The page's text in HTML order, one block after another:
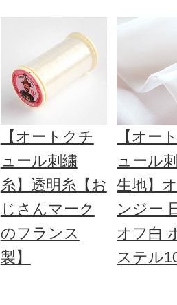
【オートクチ
ュール刺繍
糸】透明糸【お
じさんマーク
のフランス
製】
【オー
ュール
生地】
ンジー
オフ白
ステル